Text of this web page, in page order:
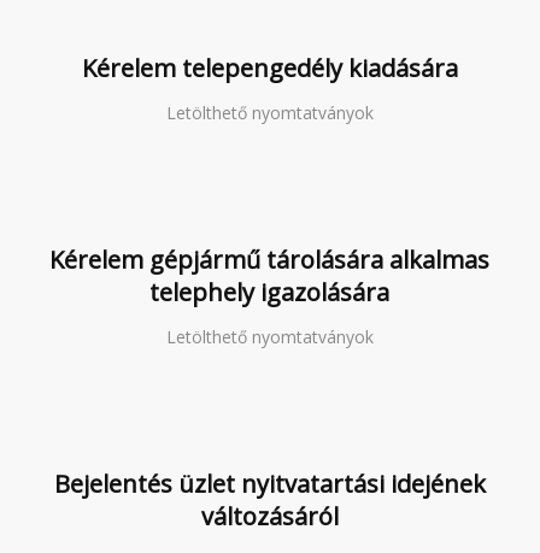
Kérelem telepengedély kiadására
Letölthető nyomtatványok
Kérelem gépjármű tárolására alkalmas
telephely igazolására
Letölthető nyomtatványok
Bejelentés üzlet nyitvatartási idejének
változásáról